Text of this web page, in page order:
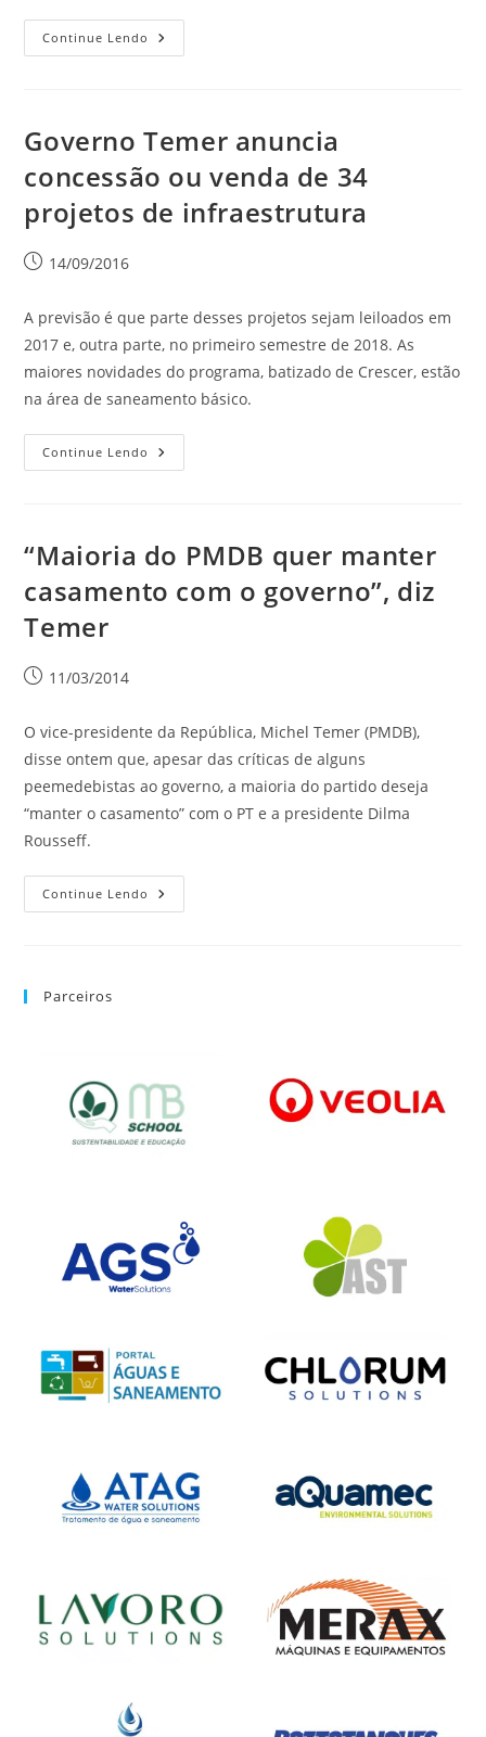
Continue Lendo
Governo Temer anuncia
concessão ou venda de 34
projetos de infraestrutura
14/09/2016
A previsão é que parte desses projetos sejam leiloados em
2017 e, outra parte, no primeiro semestre de 2018. As
maiores novidades do programa, batizado de Crescer, estão
na área de saneamento básico.
Continue Lendo
“Maioria do PMDB quer manter
casamento com o governo”, diz
Temer
11/03/2014
O vice-presidente da República, Michel Temer (PMDB),
disse ontem que, apesar das críticas de alguns
peemedebistas ao governo, a maioria do partido deseja
“manter o casamento” com o PT e a presidente Dilma
Rousseff.
Continue Lendo
Parceiros